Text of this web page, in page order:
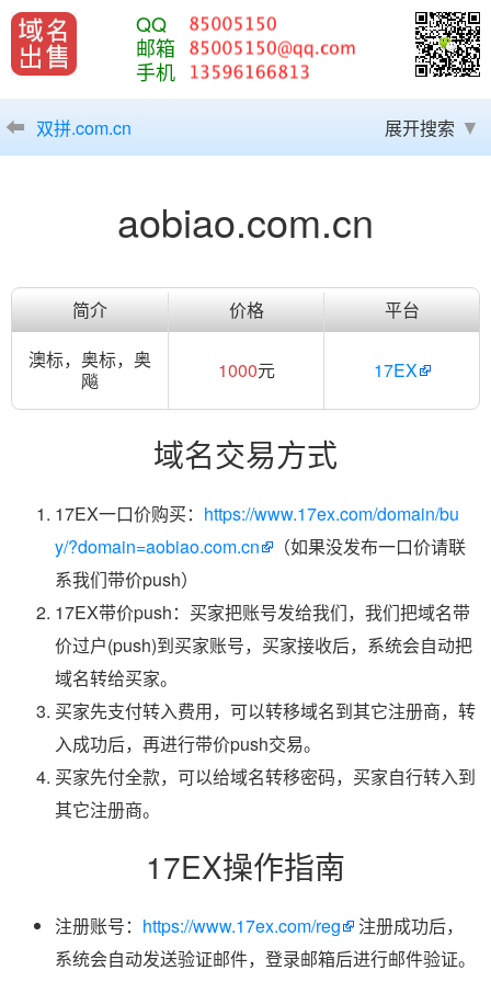
QQ
邮箱
手机
双拼.com.cn 展开搜索
aobiao.com.cn
简介 价格
平台
澳标，奥标，奥
飚
1000元 17EX
域名交易方式
17EX一口价购买： https://www.17ex.com/domain/bu
y/?domain=aobiao.com.cn
（如果没发布一口价请联
系我们带价push）
17EX带价push：买家把账号发给我们，我们把域名带
价过户(push)到买家账号，买家接收后，系统会自动把
域名转给买家。
买家先支付转入费用，可以转移域名到其它注册商，转
入成功后，再进行带价push交易。
买家先付全款，可以给域名转移密码，买家自行转入到
其它注册商。
17EX操作指南
注册账号： https://www.17ex.com/reg
注册成功后，
系统会自动发送验证邮件，登录邮箱后进行邮件验证。